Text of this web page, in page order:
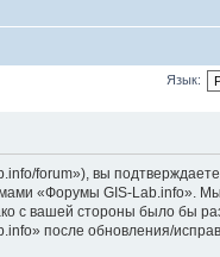
Язык:
forum»), вы подтверждаете
«Форумы GIS-Lab.info».
с вашей стороны было бы
после обновления/